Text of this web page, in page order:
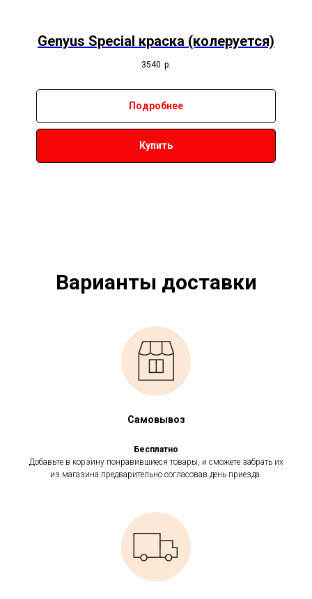
Genyus Special краска (колеруется)
3540 р.
Подробнее
Купить
Варианты доставки
Самовывоз
Бесплатно
Добавьте в корзину понравившиеся товары, и сможете забрать их
из магазина предварительно согласовав день приезда.